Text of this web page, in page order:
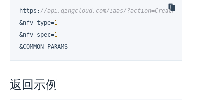
https : //api.qingcloud.com/iaas/?action=CreateNFV
&nfv_type=1
&nfv_spec=1
&COMMON_PARAMS
返回示例